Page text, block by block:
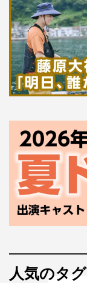
人気のタグ